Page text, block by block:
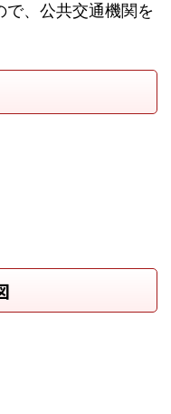
、公共交通機関を